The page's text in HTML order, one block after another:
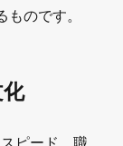
のです。
ピード、職